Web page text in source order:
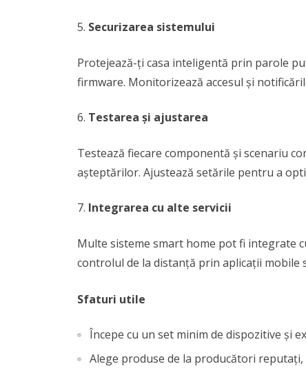
Securizarea sistemului
Protejează-ți casa inteligentă prin parole
firmware. Monitorizează accesul și
Testarea și ajustarea
Testează fiecare componentă și scenariu
așteptărilor. Ajustează setările pentru a
Integrarea cu alte servicii
Multe sisteme smart home pot fi integrate
controlul de la distanță prin aplicații mobile
Sfaturi utile
Începe cu un set minim de dispozitive și
Alege produse de la producători